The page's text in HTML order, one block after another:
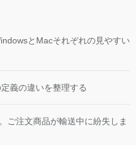
とMacそれぞれの見やすい
義の違いを整理する
ご注文商品が輸送中に紛失しま